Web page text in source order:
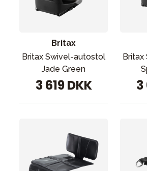
Britax
Britax Swivel-autostol
Jade Green
3 619 DKK 3